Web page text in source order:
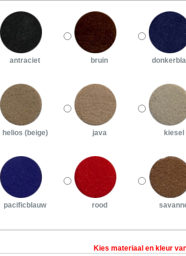
antraciet bruin
helios (beige) java kiesel
pacificblauw rood
Kies materiaal en kleur